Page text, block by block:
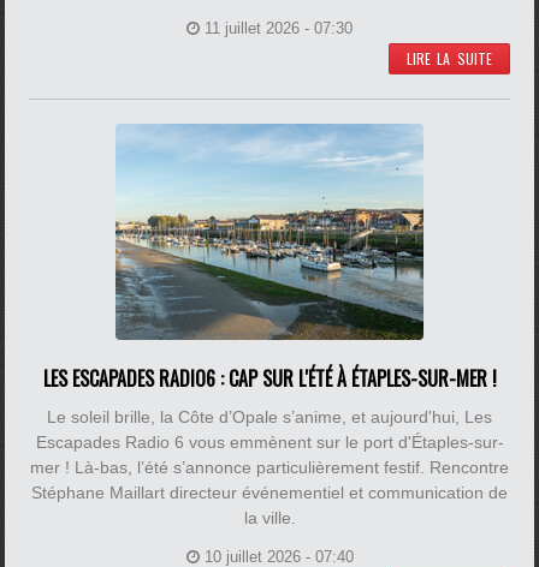
11 juillet 2026 - 07:30
LIRE LA SUITE
LES ESCAPADES RADIO6 : CAP SUR L'ÉTÉ À ÉTAPLES-SUR-MER !
Le soleil brille, la Côte d’Opale s’anime, et aujourd'hui, Les
Escapades Radio 6 vous emmènent sur le port d'Étaples-sur-
mer ! Là-bas, l’été s’annonce particulièrement festif. Rencontre
Stéphane Maillart directeur événementiel et communication de
la ville.
10 juillet 2026 - 07:40